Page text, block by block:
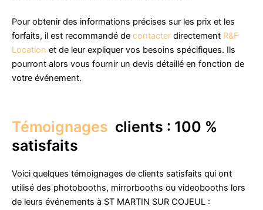
Pour obtenir des informations précises sur les prix et les
forfaits, il est recommandé de contacter directement R&F
Location et de leur expliquer vos besoins spécifiques. Ils
pourront alors vous fournir un devis détaillé en fonction de
votre événement.
Témoignages clients : 100 %
satisfaits
Voici quelques témoignages de clients satisfaits qui ont
utilisé des photobooths, mirrorbooths ou videobooths lors
de leurs événements à ST MARTIN SUR COJEUL :